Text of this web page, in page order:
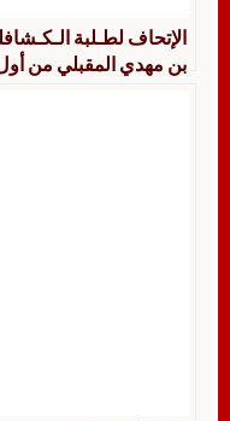
الإتحاف لطـلبة
بن مهدي المقبلي من